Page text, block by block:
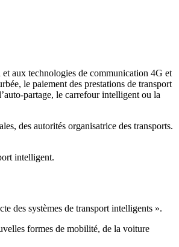
aux technologies de communication 4G et
le paiement des prestations de transport
partage, le carrefour intelligent ou la
des autorités organisatrice des transports.
intelligent.
des systèmes de transport intelligents ».
formes de mobilité, de la voiture